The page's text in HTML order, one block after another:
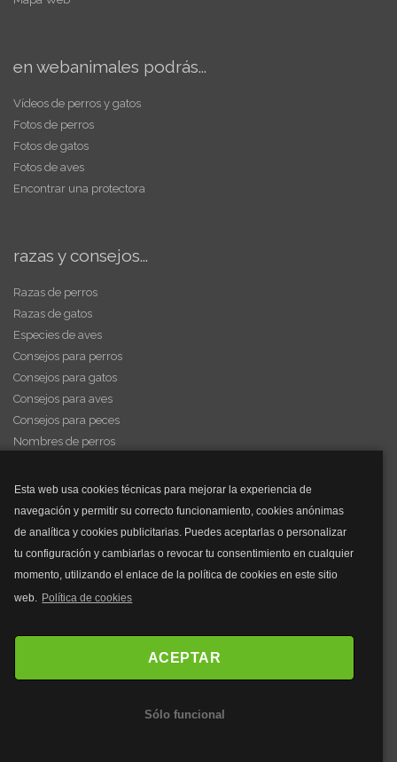
Esta web usa cookies técnicas para mejorar la experiencia de
navegación y permitir su correcto funcionamiento, cookies anónimas
de analítica y cookies publicitarias. Puedes aceptarlas o personalizar
tu configuración y cambiarlas o revocar tu consentimiento en cualquier
momento, utilizando el enlace de la política de cookies en este sitio
web. Política de cookies
ACEPTAR
Sólo funcional
en webanimales podrás...
Vídeos de perros y gatos
Fotos de perros
Fotos de gatos
Fotos de aves
Encontrar una protectora
razas y consejos...
Razas de perros
Razas de gatos
Especies de aves
Consejos para perros
Consejos para gatos
Consejos para aves
Consejos para peces
Nombres de perros
y mucho más...